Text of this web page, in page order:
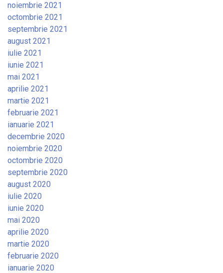
noiembrie 2021
octombrie 2021
septembrie 2021
august 2021
iulie 2021
iunie 2021
mai 2021
aprilie 2021
martie 2021
februarie 2021
ianuarie 2021
decembrie 2020
noiembrie 2020
octombrie 2020
septembrie 2020
august 2020
iulie 2020
iunie 2020
mai 2020
aprilie 2020
martie 2020
februarie 2020
ianuarie 2020